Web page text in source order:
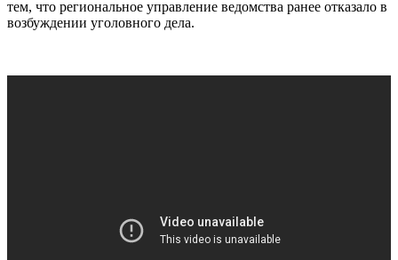
тем, что региональное управление ведомства ранее отказало в
возбуждении уголовного дела.